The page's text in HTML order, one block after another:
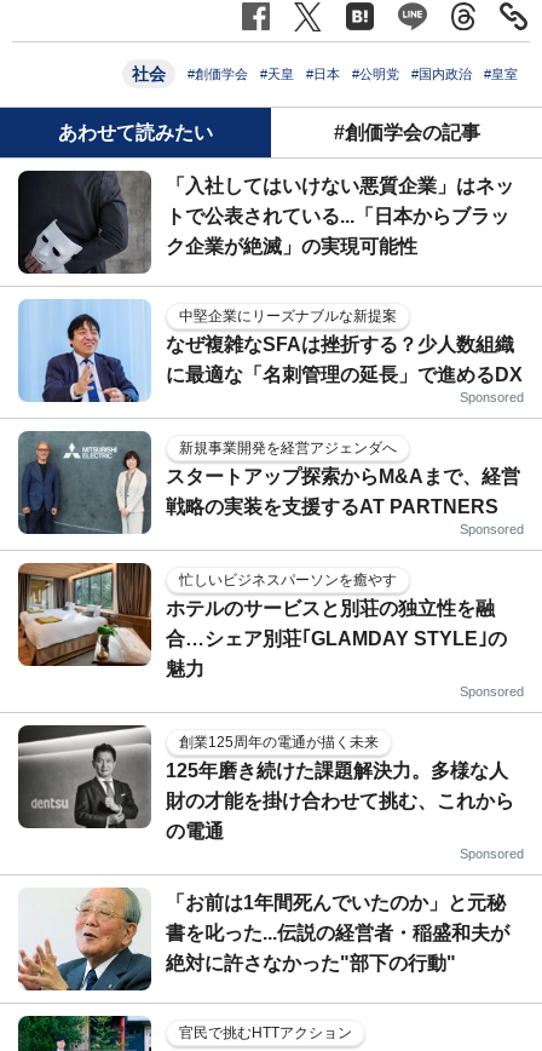
社会 #創価学会 #天皇 #日本 #公明党 #国内政治 #皇室
あわせて読みたい #創価学会の記事
「入社してはいけない悪質企業」はネッ
トで公表されている...「日本からブラッ
ク企業が絶滅」の実現可能性
中堅企業にリーズナブルな新提案
なぜ複雑なSFAは挫折する？少人数組織
に最適な「名刺管理の延長」で進めるDX
Sponsored
新規事業開発を経営アジェンダへ
スタートアップ探索からM&Aまで、経営
戦略の実装を支援するAT PARTNERS
Sponsored
忙しいビジネスパーソンを癒やす
ホテルのサービスと別荘の独立性を融
合…シェア別荘｢GLAMDAY STYLE｣の
魅力
Sponsored
創業125周年の電通が描く未来
125年磨き続けた課題解決力。多様な人
財の才能を掛け合わせて挑む、これから
の電通
Sponsored
「お前は1年間死んでいたのか」と元秘
書を叱った...伝説の経営者・稲盛和夫が
絶対に許さなかった"部下の行動"
官民で挑むHTTアクション